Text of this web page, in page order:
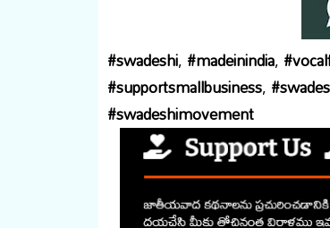
#swadeshi, #madeinindia,
#supportsmallbusiness,
#swadeshimovement